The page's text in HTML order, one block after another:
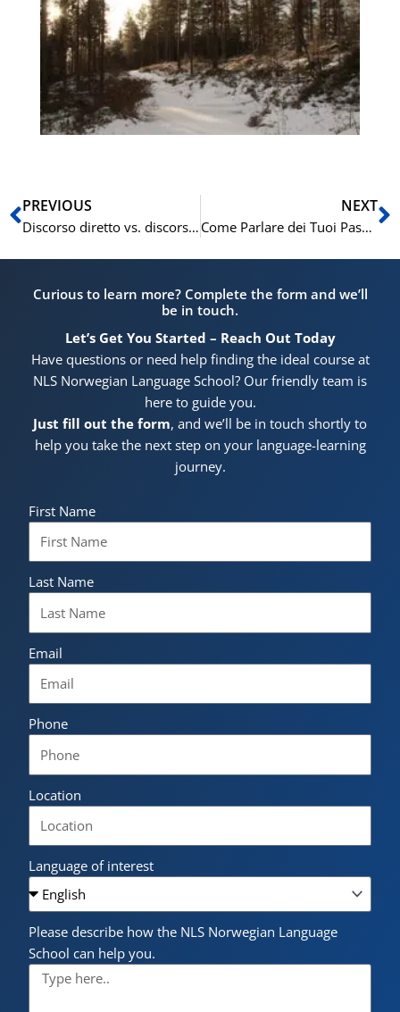
Precedente
PREVIOUS
Discorso diretto vs. discorso indiretto: come riportare correttamente in inglese
NEXT
Come Parlare dei Tuoi Passatempi in Tedesco: Una Guida Completa
Curious to learn more? Complete the form and we’ll
be in touch.
Let’s Get You Started – Reach Out Today
Have questions or need help finding the ideal course at
NLS Norwegian Language School? Our friendly team is
here to guide you.
Just fill out the form, and we’ll be in touch shortly to
help you take the next step on your language-learning
journey.
First Name
Last Name
Email
Phone
Location
Language of interest
Please describe how the NLS Norwegian Language
School can help you.